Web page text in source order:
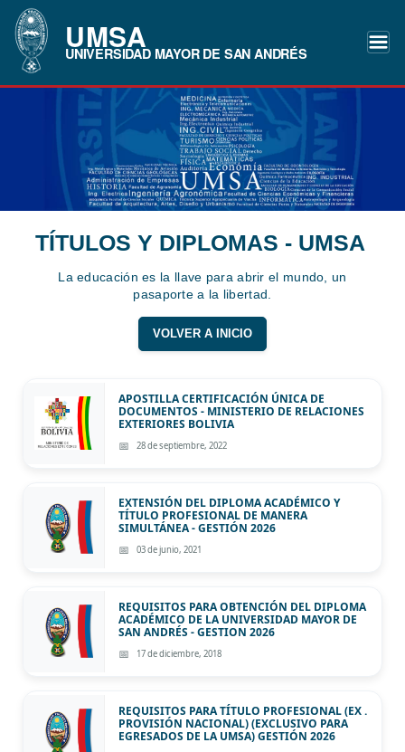
UMSA
UNIVERSIDAD MAYOR DE SAN ANDRÉS
TÍTULOS Y DIPLOMAS - UMSA
La educación es la llave para abrir el mundo, un
pasaporte a la libertad.
VOLVER A INICIO
APOSTILLA CERTIFICACIÓN ÚNICA DE
DOCUMENTOS - MINISTERIO DE RELACIONES
EXTERIORES BOLIVIA
28 de septiembre, 2022
EXTENSIÓN DEL DIPLOMA ACADÉMICO Y
TÍTULO PROFESIONAL DE MANERA
SIMULTÁNEA - GESTIÓN 2026
03 de junio, 2021
REQUISITOS PARA OBTENCIÓN DEL DIPLOMA
ACADÉMICO DE LA UNIVERSIDAD MAYOR DE
SAN ANDRÉS - GESTION 2026
17 de diciembre, 2018
REQUISITOS PARA TÍTULO PROFESIONAL (EX .
PROVISIÓN NACIONAL) (EXCLUSIVO PARA
EGRESADOS DE LA UMSA) GESTIÓN 2026